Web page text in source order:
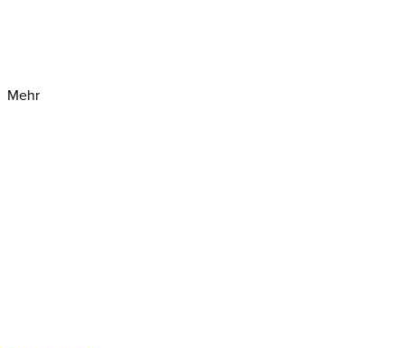
Mehr